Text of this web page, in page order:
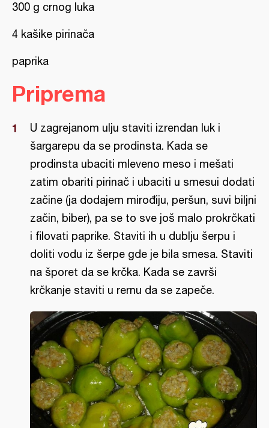
300 g crnog luka
4 kašike pirinača
paprika
Priprema
U zagrejanom ulju staviti izrendan luk i
šargarepu da se prodinsta. Kada se
prodinsta ubaciti mleveno meso i mešati
zatim obariti pirinač i ubaciti u smesui dodati
začine (ja dodajem mirođiju, peršun, suvi biljni
začin, biber), pa se to sve još malo prokrčkati
i filovati paprike. Staviti ih u dublju šerpu i
doliti vodu iz šerpe gde je bila smesa. Staviti
na šporet da se krčka. Kada se završi
krčkanje staviti u rernu da se zapeče.